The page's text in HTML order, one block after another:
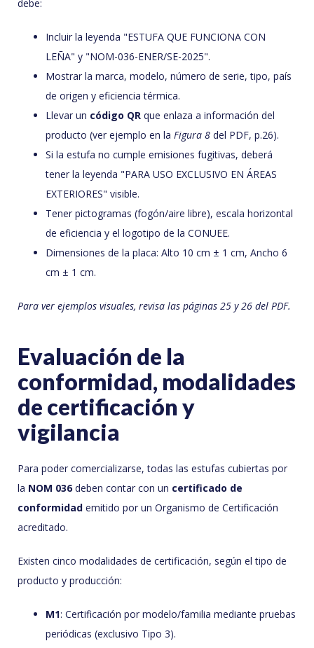
debe:
Incluir la leyenda "ESTUFA QUE FUNCIONA CON
LEÑA" y "NOM-036-ENER/SE-2025".
Mostrar la marca, modelo, número de serie, tipo, país
de origen y eficiencia térmica.
Llevar un código QR que enlaza a información del
producto (ver ejemplo en la Figura 8 del PDF, p.26).
Si la estufa no cumple emisiones fugitivas, deberá
tener la leyenda "PARA USO EXCLUSIVO EN ÁREAS
EXTERIORES" visible.
Tener pictogramas (fogón/aire libre), escala horizontal
de eficiencia y el logotipo de la CONUEE.
Dimensiones de la placa: Alto 10 cm ± 1 cm, Ancho 6
cm ± 1 cm.
Para ver ejemplos visuales, revisa las páginas 25 y 26 del PDF.
Evaluación de la
conformidad, modalidades
de certificación y
vigilancia
Para poder comercializarse, todas las estufas cubiertas por
la NOM 036 deben contar con un certificado de
conformidad emitido por un Organismo de Certificación
acreditado.
Existen cinco modalidades de certificación, según el tipo de
producto y producción:
M1: Certificación por modelo/familia mediante pruebas
periódicas (exclusivo Tipo 3).